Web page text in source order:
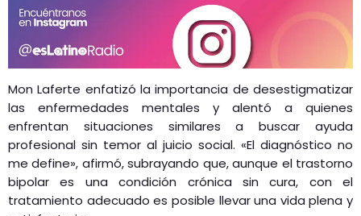
Mon Laferte enfatizó la importancia de desestigmatizar
las enfermedades mentales y alentó a quienes
enfrentan situaciones similares a buscar ayuda
profesional sin temor al juicio social. «El diagnóstico no
me define», afirmó, subrayando que, aunque el trastorno
bipolar es una condición crónica sin cura, con el
tratamiento adecuado es posible llevar una vida plena y